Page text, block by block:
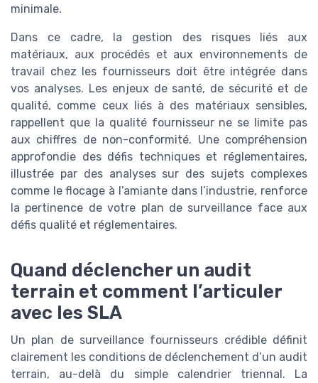
minimale.
Dans ce cadre, la gestion des risques liés aux
matériaux, aux procédés et aux environnements de
travail chez les fournisseurs doit être intégrée dans
vos analyses. Les enjeux de santé, de sécurité et de
qualité, comme ceux liés à des matériaux sensibles,
rappellent que la qualité fournisseur ne se limite pas
aux chiffres de non-conformité. Une compréhension
approfondie des défis techniques et réglementaires,
illustrée par des analyses sur des sujets complexes
comme le flocage à l’amiante dans l’industrie, renforce
la pertinence de votre plan de surveillance face aux
défis qualité et réglementaires.
Quand déclencher un audit
terrain et comment l’articuler
avec les SLA
Un plan de surveillance fournisseurs crédible définit
clairement les conditions de déclenchement d’un audit
terrain, au-delà du simple calendrier triennal. La